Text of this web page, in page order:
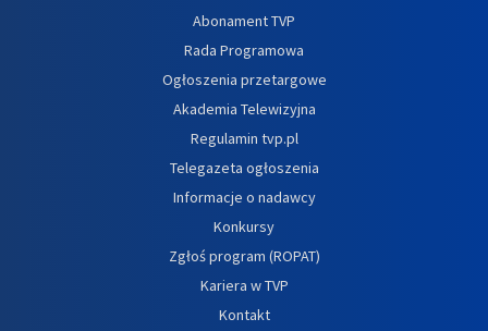
Abonament TVP
Rada Programowa
Ogłoszenia przetargowe
Akademia Telewizyjna
Regulamin tvp.pl
Telegazeta ogłoszenia
Informacje o nadawcy
Konkursy
Zgłoś program (ROPAT)
Kariera w TVP
Kontakt